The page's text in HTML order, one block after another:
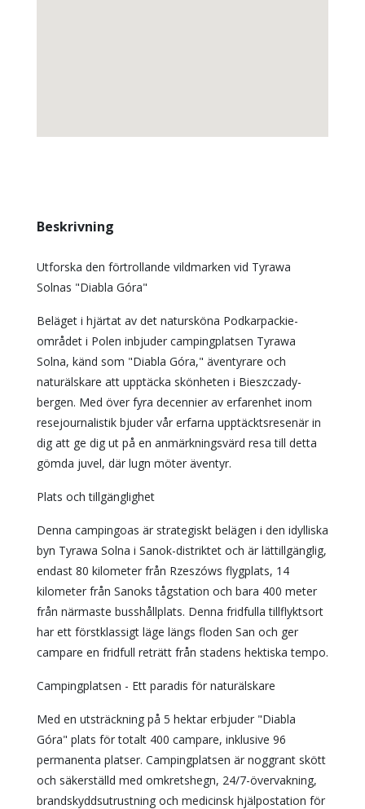
Beskrivning
Utforska den förtrollande vildmarken vid Tyrawa
Solnas "Diabla Góra"
Beläget i hjärtat av det natursköna Podkarpackie-
området i Polen inbjuder campingplatsen Tyrawa
Solna, känd som "Diabla Góra," äventyrare och
naturälskare att upptäcka skönheten i Bieszczady-
bergen. Med över fyra decennier av erfarenhet inom
resejournalistik bjuder vår erfarna upptäcktsresenär in
dig att ge dig ut på en anmärkningsvärd resa till detta
gömda juvel, där lugn möter äventyr.
Plats och tillgänglighet
Denna campingoas är strategiskt belägen i den idylliska
byn Tyrawa Solna i Sanok-distriktet och är lättillgänglig,
endast 80 kilometer från Rzeszóws flygplats, 14
kilometer från Sanoks tågstation och bara 400 meter
från närmaste busshållplats. Denna fridfulla tillflyktsort
har ett förstklassigt läge längs floden San och ger
campare en fridfull reträtt från stadens hektiska tempo.
Campingplatsen - Ett paradis för naturälskare
Med en utsträckning på 5 hektar erbjuder "Diabla
Góra" plats för totalt 400 campare, inklusive 96
permanenta platser. Campingplatsen är noggrant skött
och säkerställd med omkretshegn, 24/7-övervakning,
brandskyddsutrustning och medicinsk hjälpostation för